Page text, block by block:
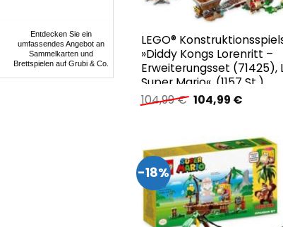
Entdecken Sie ein
umfassendes Angebot an
Sammelkarten und
Brettspielen auf Grubi & Co.
LEGO®
»Diddy Kongs Lorenritt –
Erweiterungsset (71425),
Super Mario«, (1157 St.)
104,99€ Ursprünglicher
Preis
104,99 €Aktueller
-18%